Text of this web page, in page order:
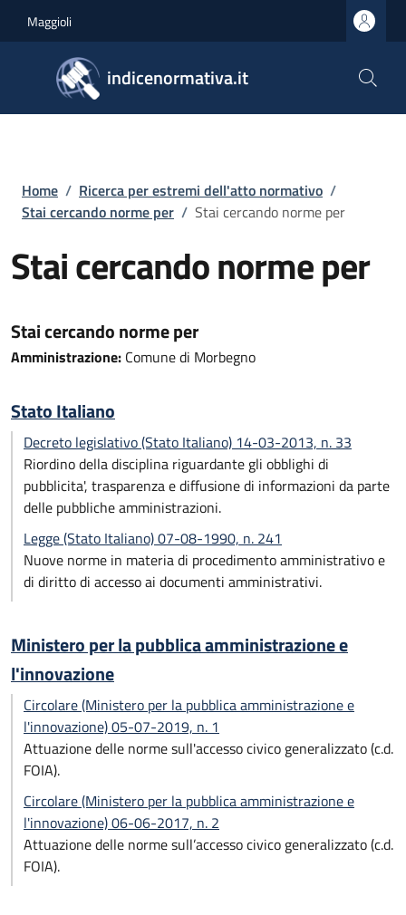
Maggioli
indicenormativa.it
Briciole di pane
Home / Ricerca per estremi dell'atto normativo /
Stai cercando norme per / Stai cercando norme per
Stai cercando norme per
Stai cercando norme per
Amministrazione: Comune di Morbegno
Stato Italiano
Decreto legislativo (Stato Italiano) 14-03-2013, n. 33
Riordino della disciplina riguardante gli obblighi di
pubblicita', trasparenza e diffusione di informazioni da parte
delle pubbliche amministrazioni.
Legge (Stato Italiano) 07-08-1990, n. 241
Nuove norme in materia di procedimento amministrativo e
di diritto di accesso ai documenti amministrativi.
Ministero per la pubblica amministrazione e
l'innovazione
Circolare (Ministero per la pubblica amministrazione e
l'innovazione) 05-07-2019, n. 1
Attuazione delle norme sull'accesso civico generalizzato (c.d.
FOIA).
Circolare (Ministero per la pubblica amministrazione e
l'innovazione) 06-06-2017, n. 2
Attuazione delle norme sull’accesso civico generalizzato (c.d.
FOIA).